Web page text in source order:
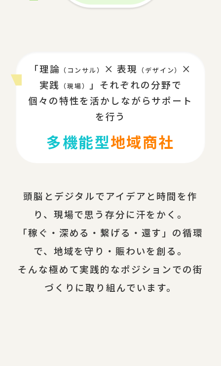
「理論 （コンサル） × 表現 （デザイン）
×
実践 （現場）
」それぞれの分野で
個々の特性を活かしながらサポート
を行う
多機能型地域商社
頭脳とデジタルでアイデアと時間を作
り、現場で思う存分に汗をかく。
「稼ぐ・深める・繋げる・還す」の循環
で、地域を守り・賑わいを創る。
そんな極めて実践的なポジションでの街
づくりに取り組んでいます。